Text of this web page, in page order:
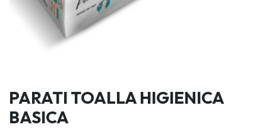
PARATI TOALLA HIGIENICA
BASICA